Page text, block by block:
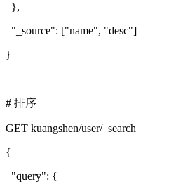
},
"_source": ["name", "desc"]
}
# 排序
GET kuangshen/user/_search
{
"query": {